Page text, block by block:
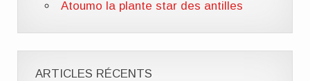
Atoumo la plante star des antilles
ARTICLES RÉCENTS